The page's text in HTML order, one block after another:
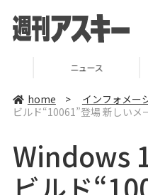
home > インフォメー
ビルド“10061”登場 新しい
Windows